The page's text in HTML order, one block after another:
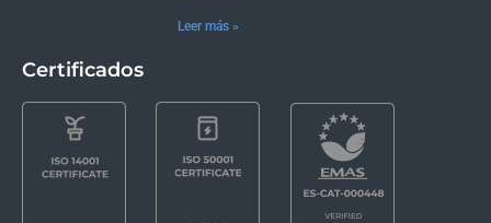
Leer más »
Certificados